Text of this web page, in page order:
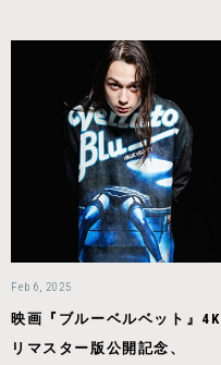
Feb 6, 2025
映画『ブルーベルベット』4K
リマスター版公開記念、